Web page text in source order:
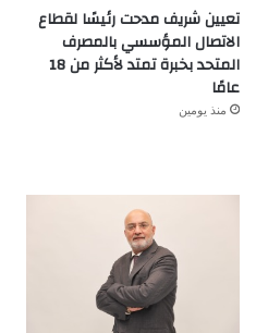
تعيين شريف مدحت رئيسًا لقطاع
الاتصال المؤسسي بالمصرف
المتحد بخبرة تمتد لأكثر من 18
عامًا
منذ يومين